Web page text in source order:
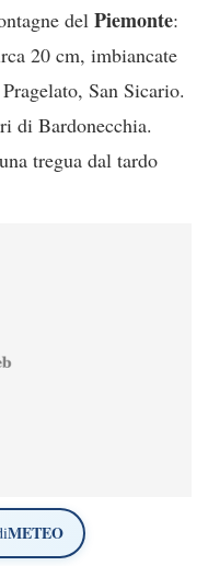
del Piemonte:
20 cm, imbiancate
San Sicario.
di Bardonecchia.
tregua dal tardo
METEO